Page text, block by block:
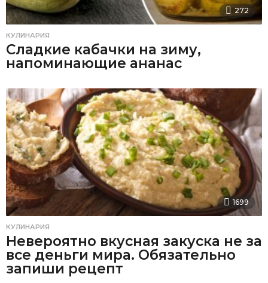
272
КУЛИНАРИЯ
Сладкие кабачки на зиму,
напоминающие ананас
1699
КУЛИНАРИЯ
Невероятно вкусная закуска не за
все деньги мира. Обязательно
запиши рецепт